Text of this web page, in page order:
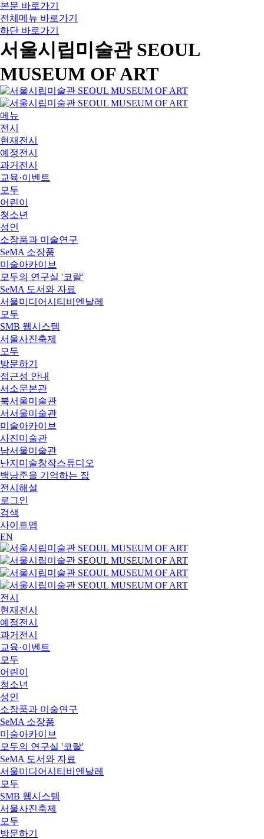
본문 바로가기
전체메뉴 바로가기
하단 바로가기
서울시립미술관 SEOUL
MUSEUM OF ART
메뉴
전시
현재전시
예정전시
과거전시
교육·이벤트
모두
어린이
청소년
성인
소장품과 미술연구
SeMA 소장품
미술아카이브
모두의 연구실 '코랄'
SeMA 도서와 자료
서울미디어시티비엔날레
모두
SMB 웹시스템
서울사진축제
모두
방문하기
접근성 안내
서소문본관
북서울미술관
서서울미술관
미술아카이브
사진미술관
남서울미술관
난지미술창작스튜디오
백남준을 기억하는 집
전시해설
로그인
검색
사이트맵
EN
전시
현재전시
예정전시
과거전시
교육·이벤트
모두
어린이
청소년
성인
소장품과 미술연구
SeMA 소장품
미술아카이브
모두의 연구실 '코랄'
SeMA 도서와 자료
서울미디어시티비엔날레
모두
SMB 웹시스템
서울사진축제
모두
방문하기